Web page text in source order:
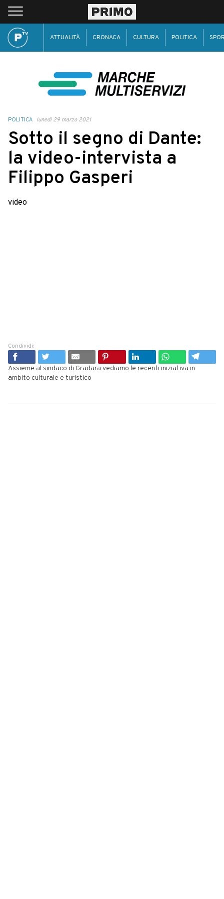
ATTUALITÀ CRONACA CULTURA POLITICA
POLITICA lunedì 29 marzo 2021
Sotto il segno di Dante:
la video-intervista a
Filippo Gasperi
video
Condividi:
Assieme al sindaco di Gradara vediamo le recenti iniziativa in
ambito culturale e turistico